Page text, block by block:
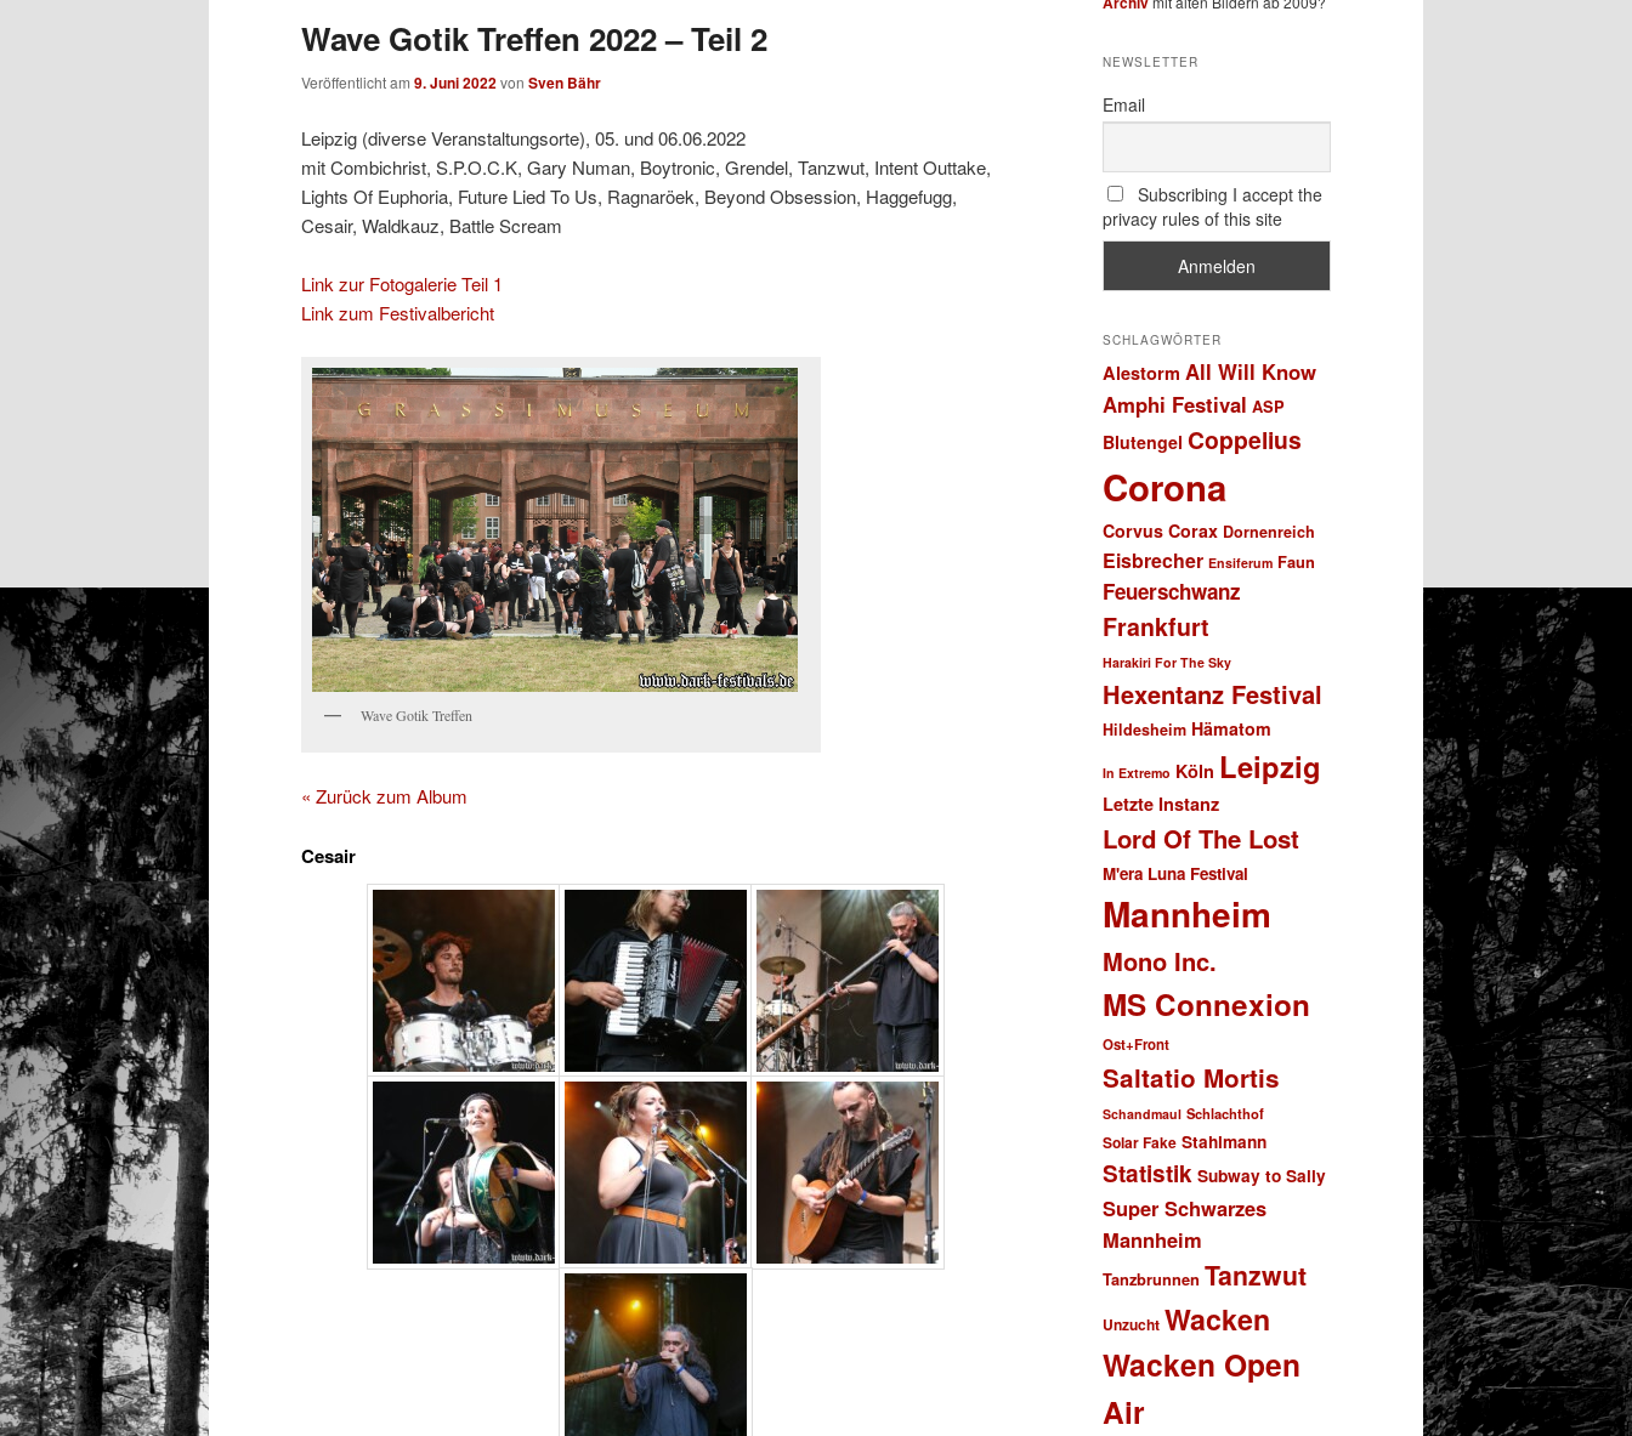
Wave Gotik Treffen 2022 – Teil 2
Veröffentlicht am 9. Juni 2022von Sven Bähr
Leipzig (diverse Veranstaltungsorte), 05. und 06.06.2022
mit Combichrist, S.P.O.C.K, Gary Numan, Boytronic, Grendel, Tanzwut, Intent Outtake,
Lights Of Euphoria, Future Lied To Us, Ragnaröek, Beyond Obsession, Haggefugg,
Cesair, Waldkauz, Battle Scream
Link zur Fotogalerie Teil 1
Link zum Festivalbericht
Wave Gotik Treffen
« Zurück zum Album
Cesair
NEWSLETTER
Email
Subscribing I accept the
privacy rules of this site
SCHLAGWÖRTER
Alestorm All Will Know
Amphi Festival ASP
Blutengel Coppelius
Corona
Corvus Corax Dornenreich
Eisbrecher Ensiferum Faun
Feuerschwanz
Frankfurt
Harakiri For The Sky
Hexentanz Festival
Hildesheim Hämatom
In Extremo Köln Leipzig
Letzte Instanz
Lord Of The Lost
M'era Luna Festival
Mannheim
Mono Inc.
MS Connexion
Ost+Front
Saltatio Mortis
Schandmaul Schlachthof
Solar Fake Stahlmann
Statistik Subway to Sally
Super Schwarzes
Mannheim
Tanzbrunnen Tanzwut
Unzucht Wacken
Wacken Open
Air